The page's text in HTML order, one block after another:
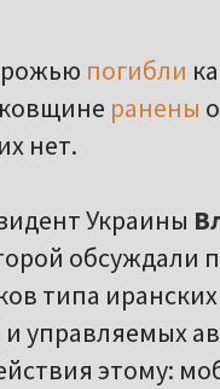
погибли
ранены
нет.
Украины
типа иранских
управляемых
этому: